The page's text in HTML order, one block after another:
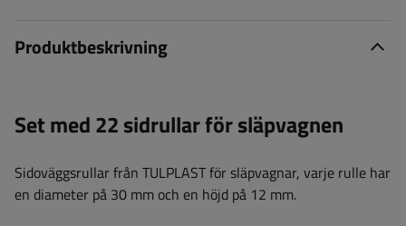
Produktbeskrivning
Set med 22 sidrullar för släpvagnen
Sidoväggsrullar från TULPLAST för släpvagnar, varje rulle har
en diameter på 30 mm och en höjd på 12 mm.